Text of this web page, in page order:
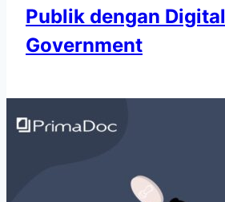
Publik dengan Digital
Government